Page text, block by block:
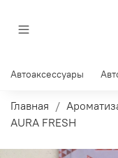
Автоаксессуары
Главная
AURA FRESH